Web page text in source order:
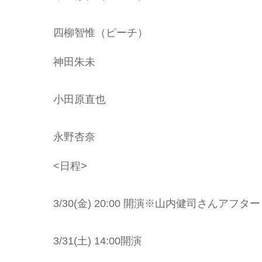
四柳智惟（ピーチ）
神田朱未
小田原直也
永野杏奈
<日程>
3/30(金) 20:00 開演※山内健司さんアフター
3/31(土) 14:00開演